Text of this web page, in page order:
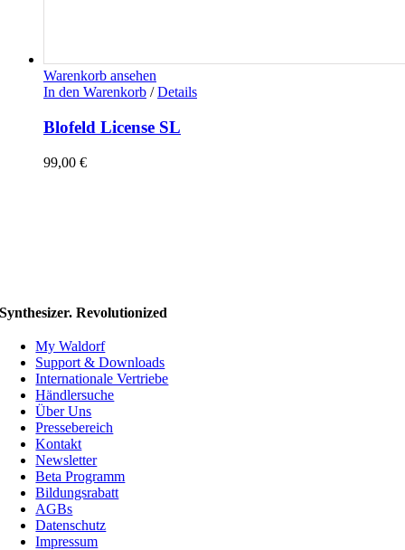
Warenkorb ansehen
In den Warenkorb / Details
Blofeld License SL
99,00 €
Synthesizer. Revolutionized
My Waldorf
Support & Downloads
Internationale Vertriebe
Händlersuche
Über Uns
Pressebereich
Kontakt
Newsletter
Beta Programm
Bildungsrabatt
AGBs
Datenschutz
Impressum